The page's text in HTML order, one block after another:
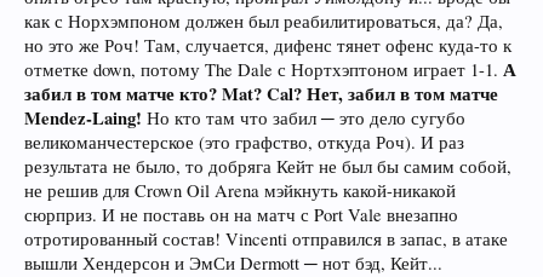
как с Норхэмпоном должен был реабилитироваться, да? Да,
но это же Роч! Там, случается, дифенс тянет офенс куда-то к
отметке down, потому The Dale с Нортхэптоном играет 1-1. А
забил в том матче кто? Mat? Cal? Нет, забил в том матче
Mendez-Laing! Но кто там что забил ─ это дело сугубо
великоманчестерское (это графство, откуда Роч). И раз
результата не было, то добряга Кейт не был бы самим собой,
не решив для Crown Oil Arena мэйкнуть какой-никакой
сюрприз. И не поставь он на матч с Port Vale внезапно
отротированный состав! Vincenti отправился в запас, в атаке
вышли Хендерсон и ЭмСи Dermott ─ нот бэд, Кейт...